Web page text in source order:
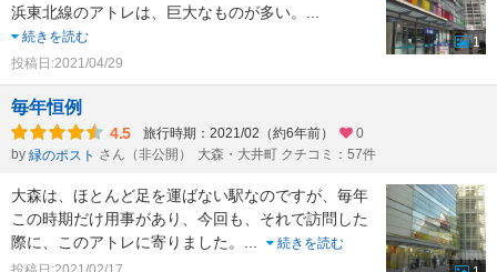
浜東北線のアトレは、巨大なものが多い。
続きを読む
投稿日:2021/04/29
1
毎年恒例
4.5 旅行時期：2021/02（約6年前）
0
by 緑のポスト さん（非公開） 大森・大井町 クチコミ：57件
大森は、ほとんど足を運ばない駅なのですが、毎年
この時期だけ用事があり、今回も、それで訪問した
際に、このアトレに寄りました。
続きを読む